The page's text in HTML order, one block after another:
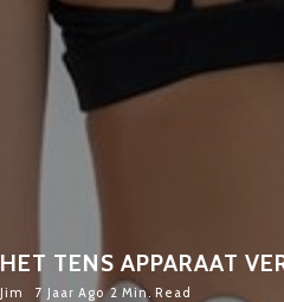
HET TENS APPARAAT
Jim 7 Jaar Ago 2 Min. Read